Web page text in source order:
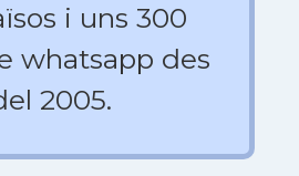
i uns 300
whatsapp des
2005.